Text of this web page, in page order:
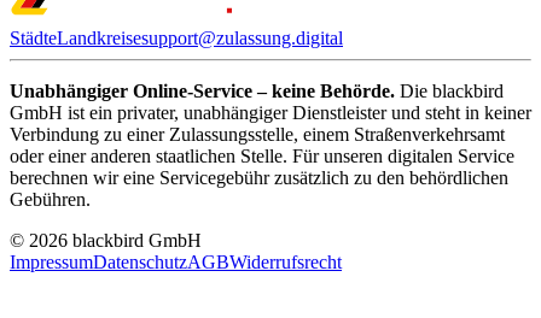
StädteLandkreisesupport@zulassung.digital
Unabhängiger Online-Service – keine Behörde. Die blackbird
GmbH ist ein privater, unabhängiger Dienstleister und steht in keiner
Verbindung zu einer Zulassungsstelle, einem Straßenverkehrsamt
oder einer anderen staatlichen Stelle. Für unseren digitalen Service
berechnen wir eine Servicegebühr zusätzlich zu den behördlichen
Gebühren.
© 2026 blackbird GmbH
ImpressumDatenschutzAGBWiderrufsrecht